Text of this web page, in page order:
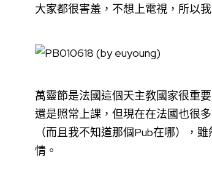
大家都很害羞，不想上電視，所以
萬靈節是法國這個天主教國家很重
還是照常上課，但現在在法國也很
（而且我不知道那個Pub在哪），
情。